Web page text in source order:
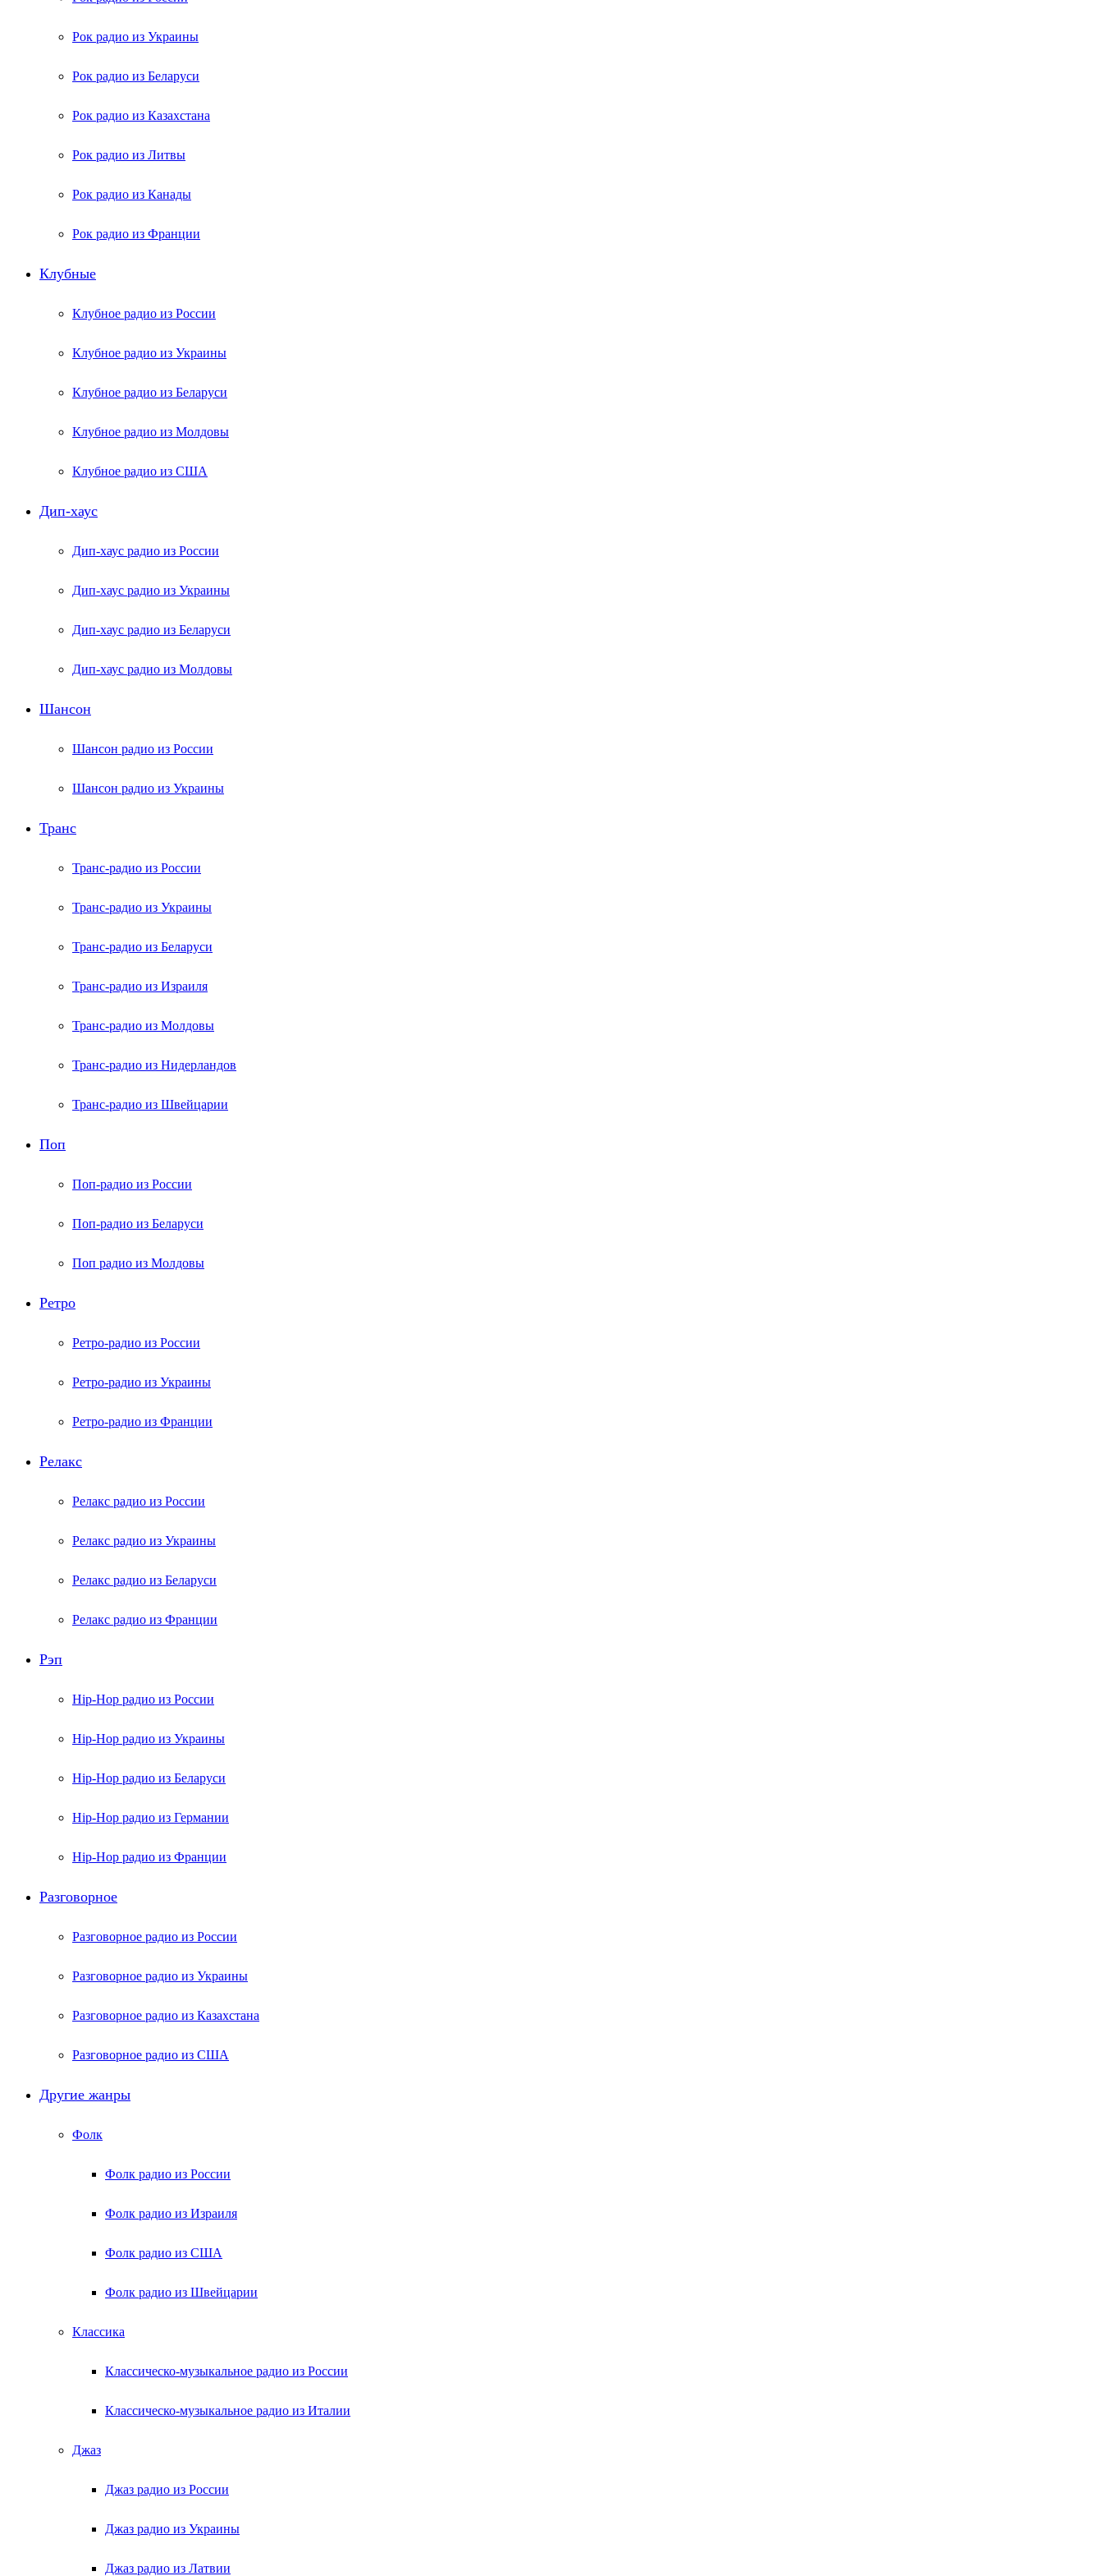
Рок радио из Украины
Рок радио из Беларуси
Рок радио из Казахстана
Рок радио из Литвы
Рок радио из Канады
Рок радио из Франции
Клубные
Клубное радио из России
Клубное радио из Украины
Клубное радио из Беларуси
Клубное радио из Молдовы
Клубное радио из США
Дип-хаус
Дип-хаус радио из России
Дип-хаус радио из Украины
Дип-хаус радио из Беларуси
Дип-хаус радио из Молдовы
Шансон
Шансон радио из России
Шансон радио из Украины
Транс
Транс-радио из России
Транс-радио из Украины
Транс-радио из Беларуси
Транс-радио из Израиля
Транс-радио из Молдовы
Транс-радио из Нидерландов
Транс-радио из Швейцарии
Поп
Поп-радио из России
Поп-радио из Беларуси
Поп радио из Молдовы
Ретро
Ретро-радио из России
Ретро-радио из Украины
Ретро-радио из Франции
Релакс
Релакс радио из России
Релакс радио из Украины
Релакс радио из Беларуси
Релакс радио из Франции
Рэп
Hip-Hop радио из России
Hip-Hop радио из Украины
Hip-Hop радио из Беларуси
Hip-Hop радио из Германии
Hip-Hop радио из Франции
Разговорное
Разговорное радио из России
Разговорное радио из Украины
Разговорное радио из Казахстана
Разговорное радио из США
Другие жанры
Фолк
Фолк радио из России
Фолк радио из Израиля
Фолк радио из США
Фолк радио из Швейцарии
Классика
Классическо-музыкальное радио из России
Классическо-музыкальное радио из Италии
Джаз
Джаз радио из России
Джаз радио из Украины
Джаз радио из Латвии